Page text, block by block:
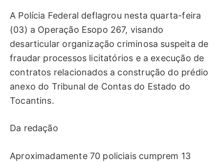
A Polícia Federal deflagrou nesta quarta-feira
(03) a Operação Esopo 267, visando
desarticular organização criminosa suspeita de
fraudar processos licitatórios e a execução de
contratos relacionados a construção do prédio
anexo do Tribunal de Contas do Estado do
Tocantins.
Da redação
Aproximadamente 70 policiais cumprem 13